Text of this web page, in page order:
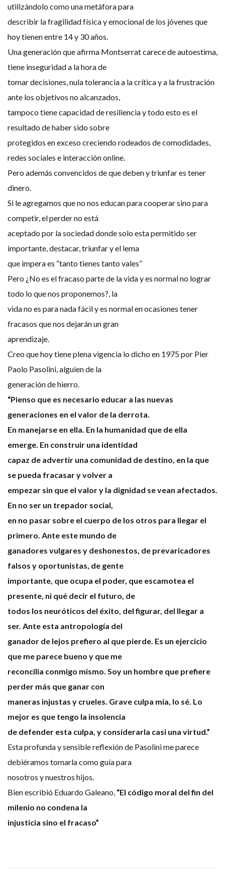
utilizándolo como una metáfora para
describir la fragilidad física y emocional de los jóvenes que
hoy tienen entre 14 y 30 años.
Una generación que afirma Montserrat carece de autoestima,
tiene inseguridad a la hora de
tomar decisiones, nula tolerancia a la crítica y a la frustración
ante los objetivos no alcanzados,
tampoco tiene capacidad de resiliencia y todo esto es el
resultado de haber sido sobre
protegidos en exceso creciendo rodeados de comodidades,
redes sociales e interacción online.
Pero además convencidos de que deben y triunfar es tener
dinero.
Si le agregamos que no nos educan para cooperar sino para
competir, el perder no está
aceptado por la sociedad donde solo esta permitido ser
importante, destacar, triunfar y el lema
que impera es “tanto tienes tanto vales”
Pero ¿No es el fracaso parte de la vida y es normal no lograr
todo lo que nos proponemos?, la
vida no es para nada fácil y es normal en ocasiones tener
fracasos que nos dejarán un gran
aprendizaje.
Creo que hoy tiene plena vigencia lo dicho en 1975 por Pier
Paolo Pasolini, alguien de la
generación de hierro.
“Pienso que es necesario educar a las nuevas
generaciones en el valor de la derrota.
En manejarse en ella. En la humanidad que de ella
emerge. En construir una identidad
capaz de advertir una comunidad de destino, en la que
se pueda fracasar y volver a
empezar sin que el valor y la dignidad se vean afectados.
En no ser un trepador social,
en no pasar sobre el cuerpo de los otros para llegar el
primero. Ante este mundo de
ganadores vulgares y deshonestos, de prevaricadores
falsos y oportunistas, de gente
importante, que ocupa el poder, que escamotea el
presente, ni qué decir el futuro, de
todos los neuróticos del éxito, del figurar, del llegar a
ser. Ante esta antropología del
ganador de lejos prefiero al que pierde. Es un ejercicio
que me parece bueno y que me
reconcilia conmigo mismo. Soy un hombre que prefiere
perder más que ganar con
maneras injustas y crueles. Grave culpa mía, lo sé. Lo
mejor es que tengo la insolencia
de defender esta culpa, y considerarla casi una virtud.”
Esta profunda y sensible reflexión de Pasolini me parece
debiéramos tomarla como guía para
nosotros y nuestros hijos.
Bien escribió Eduardo Galeano, “El código moral del fin del
milenio no condena la
injusticia sino el fracaso”